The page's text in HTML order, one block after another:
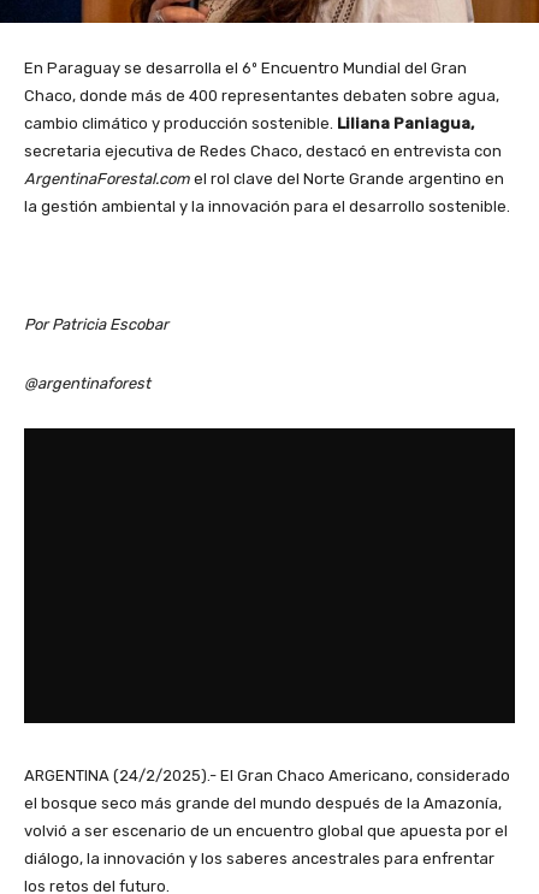
En Paraguay se desarrolla el 6º Encuentro Mundial del Gran
Chaco, donde más de 400 representantes debaten sobre agua,
cambio climático y producción sostenible. Liliana Paniagua,
secretaria ejecutiva de Redes Chaco, destacó en entrevista con
ArgentinaForestal.com el rol clave del Norte Grande argentino en
la gestión ambiental y la innovación para el desarrollo sostenible.
Por Patricia Escobar
@argentinaforest
ARGENTINA (24/2/2025).- El Gran Chaco Americano, considerado
el bosque seco más grande del mundo después de la Amazonía,
volvió a ser escenario de un encuentro global que apuesta por el
diálogo, la innovación y los saberes ancestrales para enfrentar
los retos del futuro.